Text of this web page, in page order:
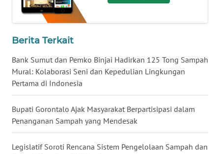
Berita Terkait
Bank Sumut dan Pemko Binjai Hadirkan 125 Tong Sampah
Mural: Kolaborasi Seni dan Kepedulian Lingkungan
Pertama di Indonesia
Bupati Gorontalo Ajak Masyarakat Berpartisipasi dalam
Penanganan Sampah yang Mendesak
Legislatif Soroti Rencana Sistem Pengelolaan Sampah dan
WN
BENGKULU
WN
JATENG
WN
NUSANTARA
WN